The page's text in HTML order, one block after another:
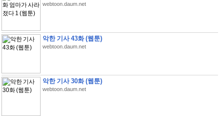
webtoon.daum.net
악한 기사 43화 (웹툰)
webtoon.daum.net
악한 기사 30화 (웹툰)
webtoon.daum.net